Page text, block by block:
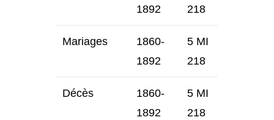
1892
218
Mariages
1860-
1892
5 MI
218
Décès
1860-
1892
5 MI
218